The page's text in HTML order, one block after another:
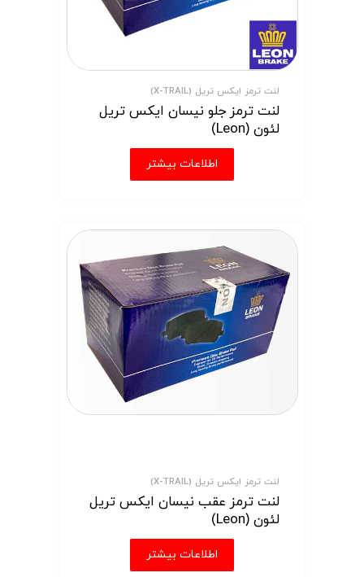
لنت ترمز ایکس تریل (X-TRAIL)
لنت ترمز جلو نیسان ایکس تریل
لئون (Leon)
اطلاعات بیشتر
لنت ترمز ایکس تریل (X-TRAIL)
لنت ترمز عقب نیسان ایکس تریل
لئون (Leon)
اطلاعات بیشتر